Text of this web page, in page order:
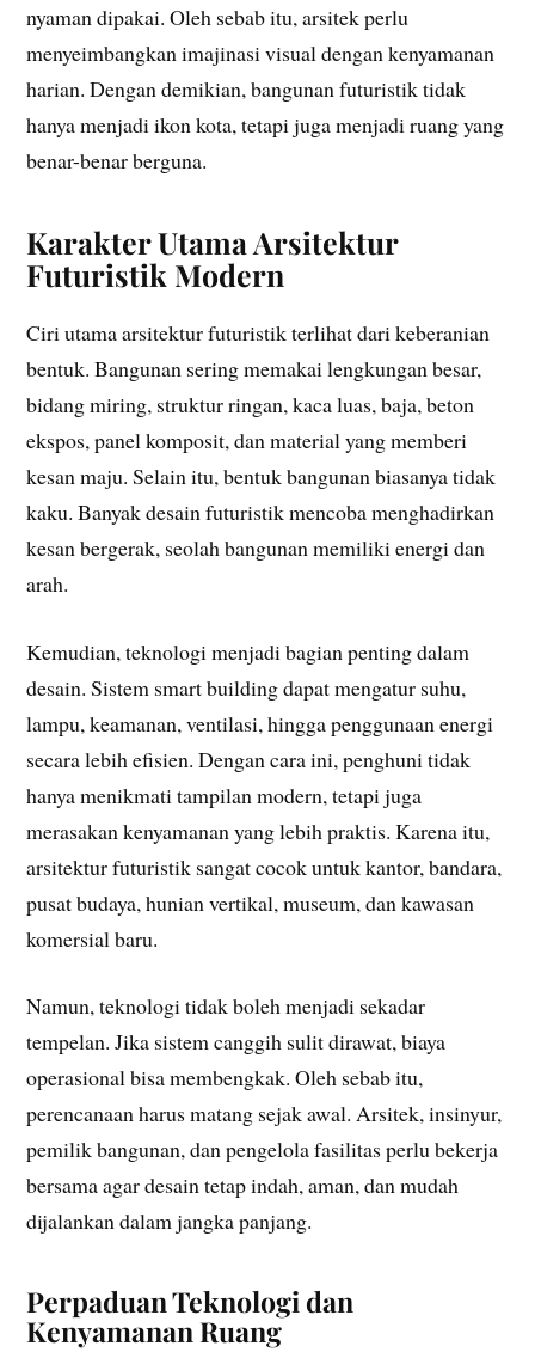
nyaman dipakai. Oleh sebab itu, arsitek perlu
menyeimbangkan imajinasi visual dengan kenyamanan
harian. Dengan demikian, bangunan futuristik tidak
hanya menjadi ikon kota, tetapi juga menjadi ruang yang
benar-benar berguna.
Karakter Utama Arsitektur
Futuristik Modern
Ciri utama arsitektur futuristik terlihat dari keberanian
bentuk. Bangunan sering memakai lengkungan besar,
bidang miring, struktur ringan, kaca luas, baja, beton
ekspos, panel komposit, dan material yang memberi
kesan maju. Selain itu, bentuk bangunan biasanya tidak
kaku. Banyak desain futuristik mencoba menghadirkan
kesan bergerak, seolah bangunan memiliki energi dan
arah.
Kemudian, teknologi menjadi bagian penting dalam
desain. Sistem smart building dapat mengatur suhu,
lampu, keamanan, ventilasi, hingga penggunaan energi
secara lebih efisien. Dengan cara ini, penghuni tidak
hanya menikmati tampilan modern, tetapi juga
merasakan kenyamanan yang lebih praktis. Karena itu,
arsitektur futuristik sangat cocok untuk kantor, bandara,
pusat budaya, hunian vertikal, museum, dan kawasan
komersial baru.
Namun, teknologi tidak boleh menjadi sekadar
tempelan. Jika sistem canggih sulit dirawat, biaya
operasional bisa membengkak. Oleh sebab itu,
perencanaan harus matang sejak awal. Arsitek, insinyur,
pemilik bangunan, dan pengelola fasilitas perlu bekerja
bersama agar desain tetap indah, aman, dan mudah
dijalankan dalam jangka panjang.
Perpaduan Teknologi dan
Kenyamanan Ruang